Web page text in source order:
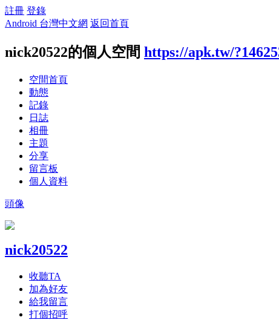
註冊 登錄
Android 台灣中文網 返回首頁
nick20522的個人空間 https://apk.tw/
空間首頁
動態
記錄
日誌
相冊
主題
分享
留言板
個人資料
頭像
nick20522
收聽TA
加為好友
給我留言
打個招呼